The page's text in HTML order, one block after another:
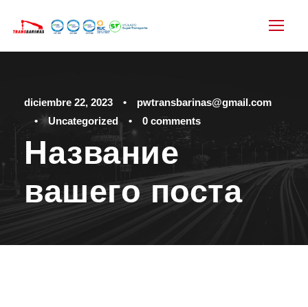
diciembre 22, 2023 •
pwtransbarinas@gmail.com
•
Uncategorized • 0 comments
Название
вашего поста